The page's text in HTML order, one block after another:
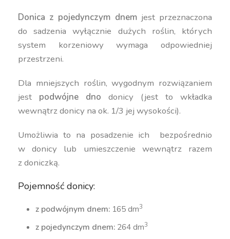
Donica z pojedynczym dnemjest przeznaczona
do sadzenia wyłącznie dużych roślin, których
system korzeniowy wymaga odpowiedniej
przestrzeni.
Dla mniejszych roślin, wygodnym rozwiązaniem
jest podwójne dno donicy (jest to wkładka
wewnątrz donicy na ok. 1/3 jej wysokości).
Umożliwia to na posadzenie ich bezpośrednio
w donicy lub umieszczenie wewnątrz razem
z doniczką.
Pojemność donicy:
z podwójnym dnem: 165 dm3
z pojedynczym dnem: 264 dm3